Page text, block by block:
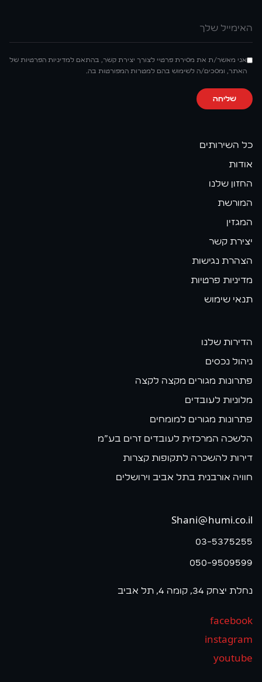
אימייל
אני מאשר/ת את מסירת פרטיי לצורך יצירת קשר, בהתאם למדיניות הפרטיות של
האתר, ומסכים/ה לשימוש בהם למטרות המפורטות בה.
שליחה
כל השירותים
אודות
החזון שלנו
המורשת
המגזין
יצירת קשר
הצהרת נגישות
מדיניות פרטיות
תנאי שימוש
הדירות שלנו
ניהול נכסים
פתרונות מגורים מקצה לקצה
מלוניות לעובדים
פתרונות מגורים למומחים
הלשכה המרכזית לעובדים זרים בע״מ
דירות להשכרה לתקופות קצרות
חוויה אורבנית בתל אביב וירושלים
Shani@humi.co.il
03-5375255
050-9509599
נחלת יצחק 34, קומה 4, תל אביב
facebook
instagram
youtube